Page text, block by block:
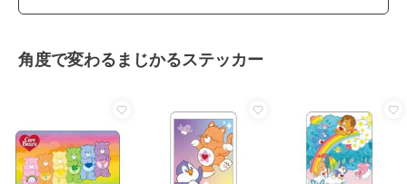
角度で変わるまじかるステッカー